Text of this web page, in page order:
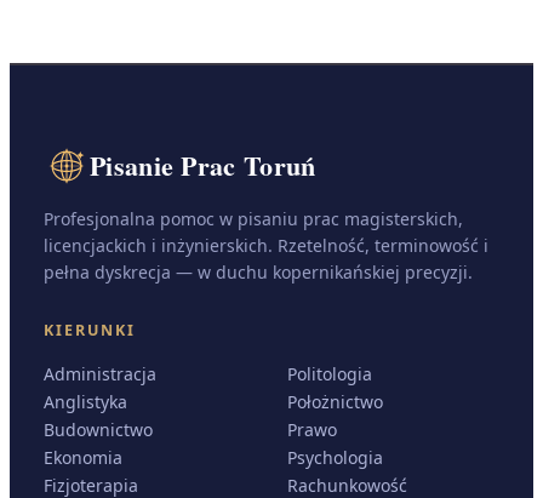
Pisanie Prac Toruń
Profesjonalna pomoc w pisaniu prac magisterskich,
licencjackich i inżynierskich. Rzetelność, terminowość i
pełna dyskrecja — w duchu kopernikańskiej precyzji.
KIERUNKI
Administracja
Anglistyka
Budownictwo
Ekonomia
Fizjoterapia
Politologia
Położnictwo
Prawo
Psychologia
Rachunkowość